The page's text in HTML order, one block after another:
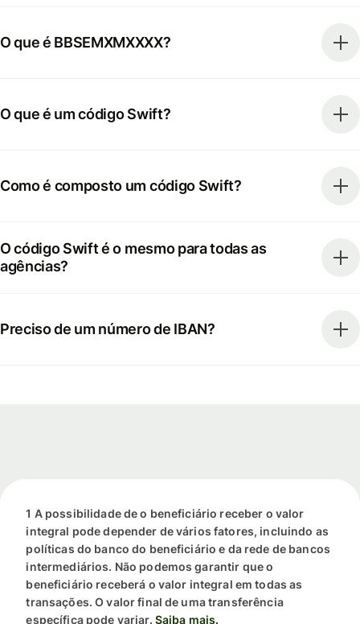
O que é BBSEMXMXXXX?
O que é um código Swift?
Como é composto um código Swift?
O código Swift é o mesmo para todas as
agências?
Preciso de um número de IBAN?
1 A possibilidade de o beneficiário receber o valor
integral pode depender de vários fatores, incluindo as
políticas do banco do beneficiário e da rede de bancos
intermediários. Não podemos garantir que o
beneficiário receberá o valor integral em todas as
transações. O valor final de uma transferência
específica pode variar. Saiba mais.